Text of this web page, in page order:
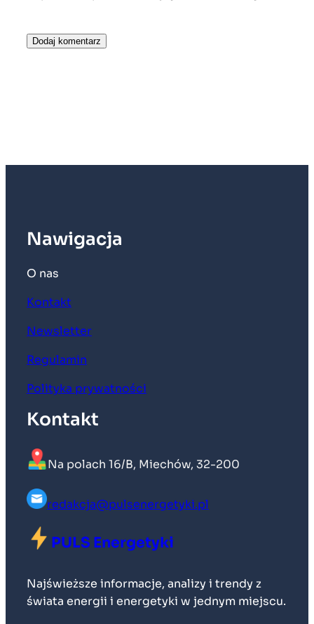
Nawigacja
O nas
Kontakt
Newsletter
Regulamin
Polityka prywatności
Kontakt
Na polach 16/B, Miechów, 32-200
redakcja@pulsenergetyki.pl
PULS Energetyki
Najświeższe informacje, analizy i trendy z
świata energii i energetyki w jednym miejscu.